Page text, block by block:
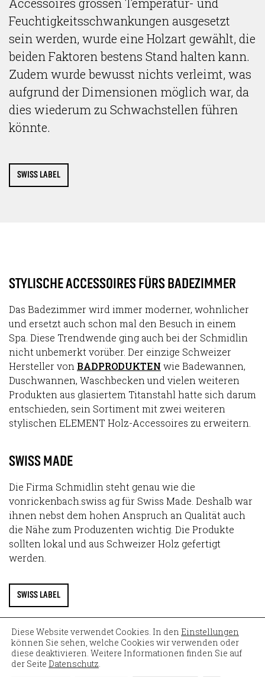
Feuchtigkeitsschwankungen ausgesetzt
sein werden, wurde eine Holzart gewählt, die
beiden Faktoren bestens Stand halten kann.
Zudem wurde bewusst nichts verleimt, was
aufgrund der Dimensionen möglich war, da
dies wiederum zu Schwachstellen führen
könnte.
SWISS LABEL
STYLISCHE ACCESSOIRES FÜRS BADEZIMMER
Das Badezimmer wird immer moderner, wohnlicher
und ersetzt auch schon mal den Besuch in einem
Spa. Diese Trendwende ging auch bei der Schmidlin
nicht unbemerkt vorüber. Der einzige Schweizer
Hersteller von BADPRODUKTEN wie Badewannen,
Duschwannen, Waschbecken und vielen weiteren
Produkten aus glasiertem Titanstahl hatte sich darum
entschieden, sein Sortiment mit zwei weiteren
stylischen ELEMENT Holz-Accessoires zu erweitern.
SWISS MADE
Die Firma Schmidlin steht genau wie die
vonrickenbach.swiss ag für Swiss Made. Deshalb war
ihnen nebst dem hohen Anspruch an Qualität auch
die Nähe zum Produzenten wichtig. Die Produkte
sollten lokal und aus Schweizer Holz gefertigt
werden.
SWISS LABEL
Diese Website verwendet Cookies. In den Einstellungen
können Sie sehen, welche Cookies wir verwenden oder
diese deaktivieren. Weitere Informationen finden Sie auf
der Seite Datenschutz.